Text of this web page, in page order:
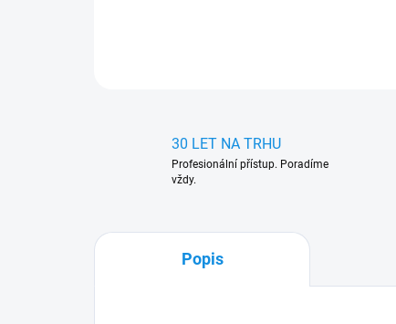
30 LET NA TRHU
Profesionální přístup. Poradíme
vždy.
Popis